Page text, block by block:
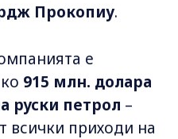
Прокопиу.
е
915 млн. долара
руски петрол –
всички приходи на